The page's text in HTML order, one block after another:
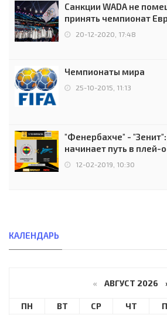
Санкции WADA не
принять чемпионат
чемпионов.
20-12-2020, 17:48
Чемпионаты мира
25-10-2015, 11:13
"Фенербахче" -
начинает путь в
12-02-2019, 10:30
КАЛЕНДАРЬ
« АВГУСТ 2026
ПН ВТ СР ЧТ